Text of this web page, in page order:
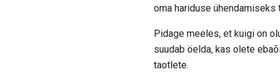
oma hariduse
Pidage meeles, et kuigi on
suudab öelda, kas olete
taotlete.